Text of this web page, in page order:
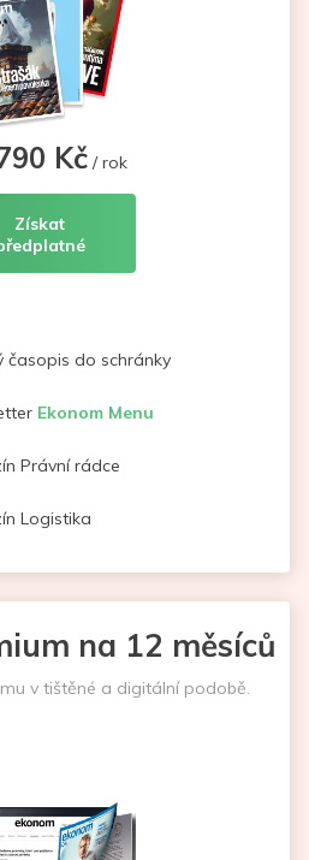
Kč / rok
Získat
časopis do schránky
Ekonom Menu
Právní rádce
Logistika
na 12 měsíců
v tištěné a digitální podobě.